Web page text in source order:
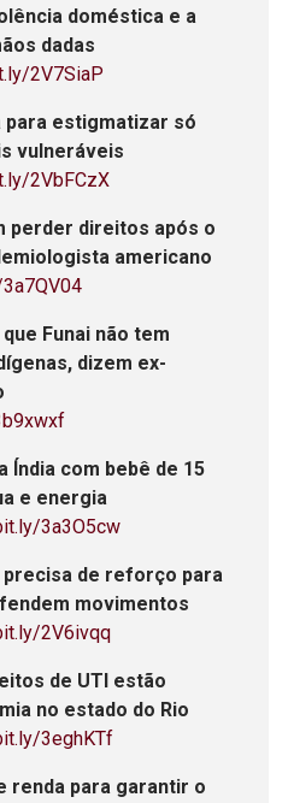
doméstica e a
dadas
2V7SiaP
para estigmatizar só
vulneráveis
2VbFCzX
perder direitos após o
americano
Funai não tem
dizem ex-
Índia com bebê de 15
e energia
3a3O5cw
de reforço para
movimentos
2V6ivqq
de UTI estão
no estado do Rio
3eghKTf
renda para garantir o